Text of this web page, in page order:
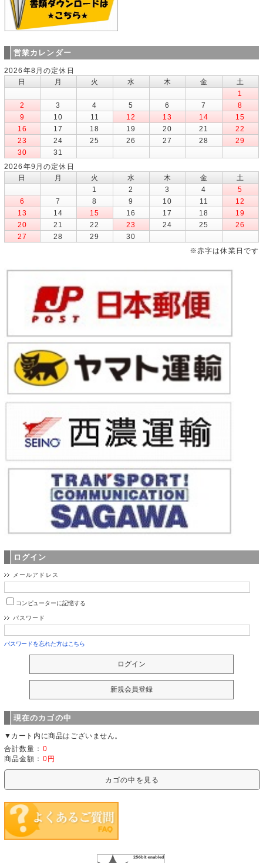
営業カレンダー
2026年8月の定休日
日
月 火 水 木 金
土
1
2
3 4 5 6 7
8
9
10 11 12 13 14
15
16
17 18 19 20 21
22
23
24 25 26 27 28
29
30
31
2026年9月の定休日
日
月 火 水 木 金
土
1
2 3 4
5
6
7 8 9 10 11
12
13
14 15 16 17 18
19
20
21 22 23 24 25
26
27
28 29
30
※赤字は休業日です
ログイン
メールアドレス
コンピューターに記憶する
パスワード
パスワードを忘れた方はこちら
現在のカゴの中
▼カート内に商品はございません。
合計数量： 0
商品金額： 0円
カゴの中を見る